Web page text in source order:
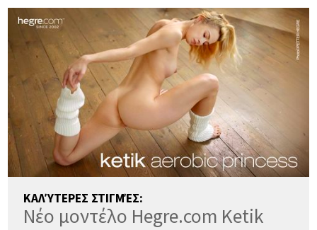
ΚΑΛΎΤΕΡΕΣ ΣΤΙΓΜΈΣ:
Νέο μοντέλο Hegre.com Ketik